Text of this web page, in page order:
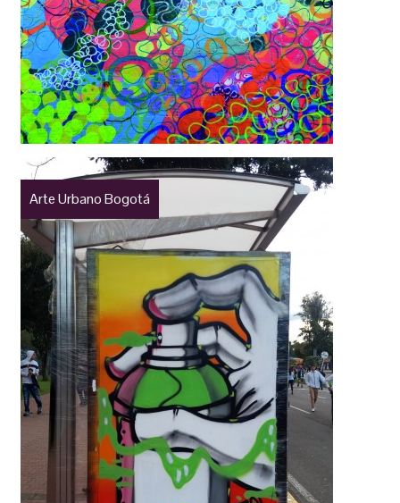
Arte Urbano Bogotá